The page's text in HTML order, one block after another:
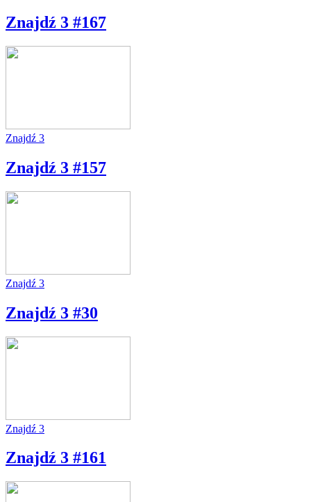
Znajdź 3 #167
Znajdź 3
Znajdź 3 #157
Znajdź 3
Znajdź 3 #30
Znajdź 3
Znajdź 3 #161